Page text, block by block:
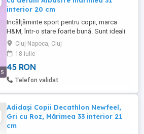
5
interior 20 cm
Incălțăminte sport pentru copii, marca
H&M, într-o stare foarte bună. Sunt ideali
pentru purtarea zilnică, la școală, grădiniță
sau la joacă, fiind foarte ușor de încălțat.
Detalii principale: Brand: H&M Culoare: Alb
imaculat cu accente de albastru închis
(navy) la călcâi și interior bleu. Sistem de
Cluj-Napoca, Cluj
18 iulie
45 RON
Telefon validat
Adidași Copii Decathlon Newfeel,
Gri cu Roz, Mărimea 33 interior 21
cm